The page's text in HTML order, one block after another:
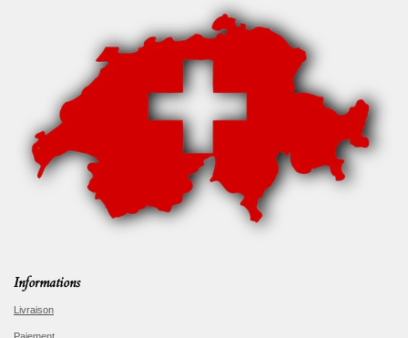
Informations
Livraison